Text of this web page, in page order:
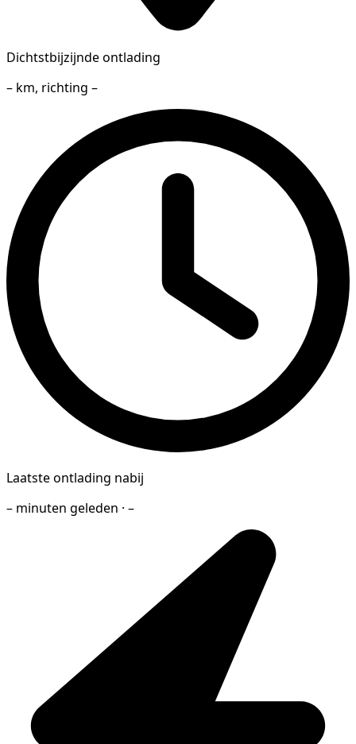
Dichtstbijzijnde ontlading
– km, richting –
Laatste ontlading nabij
– minuten geleden · –